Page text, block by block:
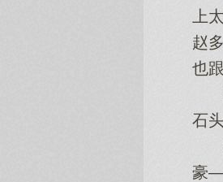
上
赵
也
这
石
赵
豪